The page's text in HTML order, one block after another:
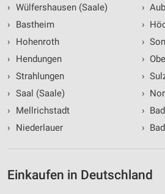
› Wülfershausen (Saale)
›
Bastheim
›
Hohenroth
›
Hendungen
› Strahlungen
› Saal (Saale)
›
Mellrichstadt
›
Niederlauer
›
›
›
›
›
›
›
›
Einkaufen in Deutschland